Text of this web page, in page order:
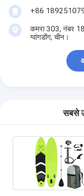
+86
कमरा 303, नंबर
ग्वांगडोंग, चीन।
सबसे